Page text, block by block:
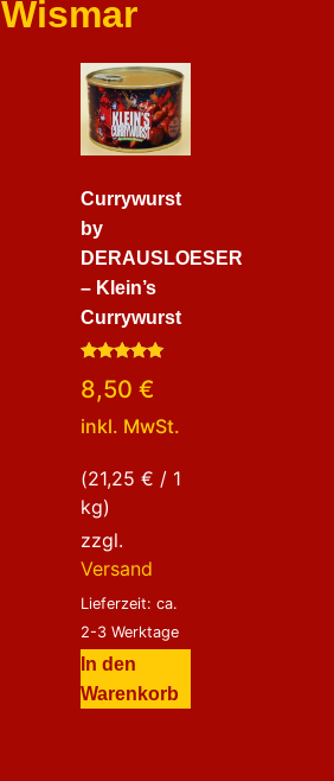
Wismar
Currywurst
by
DERAUSLOESER
– Klein’s
Currywurst
mit
5.00
von 5
8,50 €
inkl. MwSt.
(21,25 € / 1
kg)
zzgl.
Versand
Lieferzeit: ca.
2-3 Werktage
In den
Warenkorb